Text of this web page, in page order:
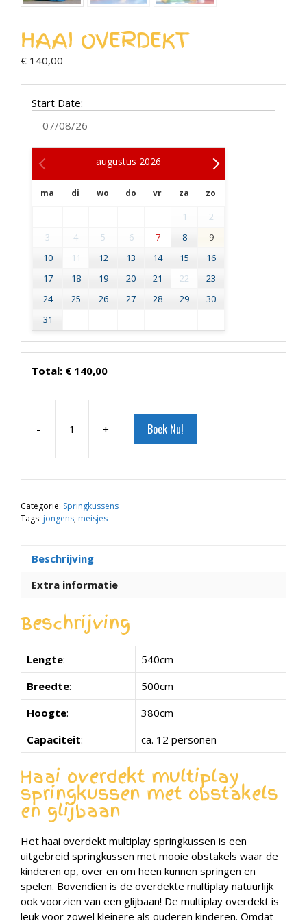
HAAI OVERDEKT
€ 140,00
Start Date:
augustus 2026
ma di wo do vr za zo
1
2
3
4 5 6 7 8
9
10
11 12 13 14 15
16
17
18 19 20 21 22
23
24
25 26 27 28 29
30
31
Total: € 140,00
- + Boek Nu!
Categorie: Springkussens
Tags: jongens, meisjes
Beschrijving
Extra informatie
Beschrijving
Lengte:
540cm
Breedte:
500cm
Hoogte:
380cm
Capaciteit: ca. 12 personen
Haai overdekt multiplay
springkussen met obstakels
en glijbaan
Het haai overdekt multiplay springkussen is een
uitgebreid springkussen met mooie obstakels waar de
kinderen op, over en om heen kunnen springen en
spelen. Bovendien is de overdekte multiplay natuurlijk
ook voorzien van een glijbaan! De multiplay overdekt is
leuk voor zowel kleinere als ouderen kinderen. Omdat